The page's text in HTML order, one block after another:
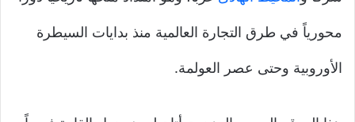
محورياً في طرق التجارة العالمية منذ بدايات السيطرة
الأوروبية وحتى عصر العولمة.